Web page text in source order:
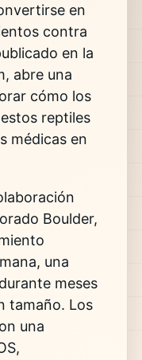
en
contra
en la
, abre una
cómo los
reptiles
médicas en
Boulder,
, una
meses
tamaño. Los
una